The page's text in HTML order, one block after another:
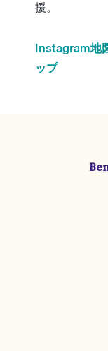
援。
Instagram地
ップ